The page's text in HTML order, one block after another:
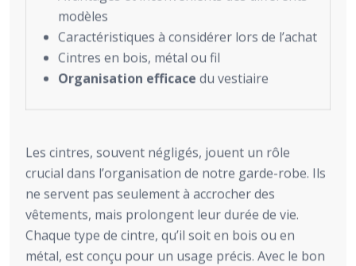
modèles
Caractéristiques à considérer lors de l’achat
Cintres en bois, métal ou fil
Organisation efficace du vestiaire
Les cintres, souvent négligés, jouent un rôle
crucial dans l’organisation de notre garde-robe. Ils
ne servent pas seulement à accrocher des
vêtements, mais prolongent leur durée de vie.
Chaque type de cintre, qu’il soit en bois ou en
métal, est conçu pour un usage précis. Avec le bon